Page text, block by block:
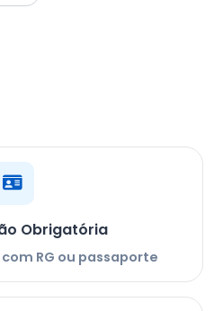
Obrigatória
RG ou passaporte